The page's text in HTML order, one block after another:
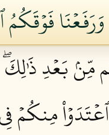
مِّنۢ بَعۡدِ
مِنكُمۡ